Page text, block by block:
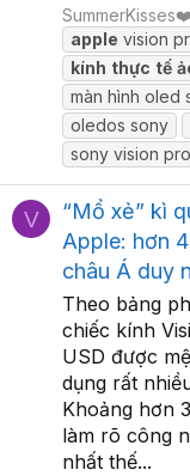
apple vision
kính thực tế
màn hình oled
oledos sony
sony vision pro
V
“Mổ xẻ” kì
Apple: hơn
châu Á duy
Theo bảng
chiếc kính
USD được
dụng rất
Khoảng hơn
làm rõ công
nhất thế...